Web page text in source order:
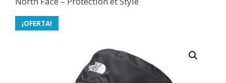
¡OFERTA!